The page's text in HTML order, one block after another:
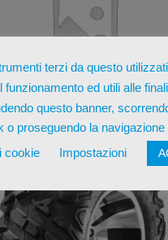
terzi da questo
ed utili alle
questo banner,
o proseguendo la navigazione
cookie
Impostazioni